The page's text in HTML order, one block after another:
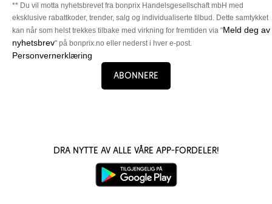
** Du vil motta nyhetsbrevet fra bonprix Handelsgesellschaft mbH med
eksklusive rabattkoder, trender, salg og individualiserte tilbud. Dette samtykket
kan når som helst trekkes tilbake med virkning for fremtiden via "Meld deg av
nyhetsbrev" på bonprix.no eller nederst i hver e-post.
Personvernerklæring
Abonnere
Dra nytte av alle våre app-fordeler!